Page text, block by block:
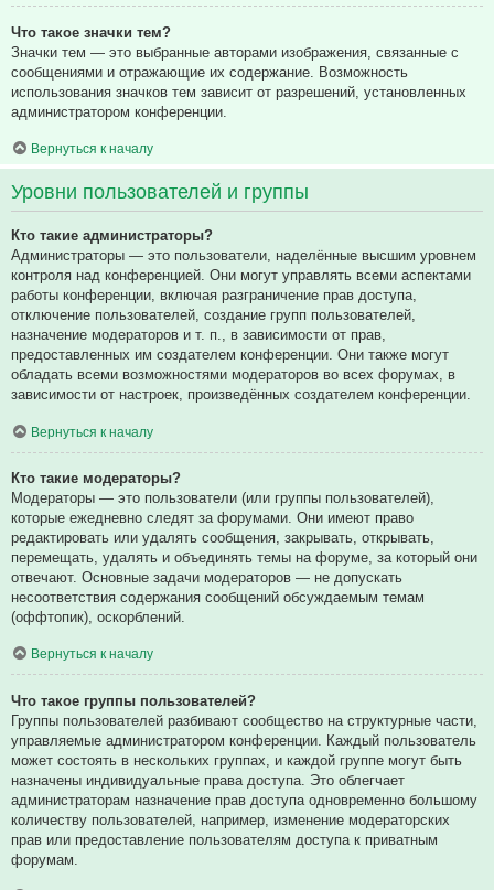
Что такое значки тем?
Значки тем — это выбранные авторами изображения, связанные с
сообщениями и отражающие их содержание. Возможность
использования значков тем зависит от разрешений, установленных
администратором конференции.
Вернуться к началу
Уровни пользователей и группы
Кто такие администраторы?
Администраторы — это пользователи, наделённые высшим уровнем
контроля над конференцией. Они могут управлять всеми аспектами
работы конференции, включая разграничение прав доступа,
отключение пользователей, создание групп пользователей,
назначение модераторов и т. п., в зависимости от прав,
предоставленных им создателем конференции. Они также могут
обладать всеми возможностями модераторов во всех форумах, в
зависимости от настроек, произведённых создателем конференции.
Вернуться к началу
Кто такие модераторы?
Модераторы — это пользователи (или группы пользователей),
которые ежедневно следят за форумами. Они имеют право
редактировать или удалять сообщения, закрывать, открывать,
перемещать, удалять и объединять темы на форуме, за который они
отвечают. Основные задачи модераторов — не допускать
несоответствия содержания сообщений обсуждаемым темам
(оффтопик), оскорблений.
Вернуться к началу
Что такое группы пользователей?
Группы пользователей разбивают сообщество на структурные части,
управляемые администратором конференции. Каждый пользователь
может состоять в нескольких группах, и каждой группе могут быть
назначены индивидуальные права доступа. Это облегчает
администраторам назначение прав доступа одновременно большому
количеству пользователей, например, изменение модераторских
прав или предоставление пользователям доступа к приватным
форумам.